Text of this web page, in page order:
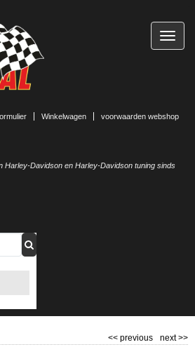
Winkelwagen
voorwaarden webshop
Harley-Davidson en Harley-Davidson tuning sinds
next>>
<< previous